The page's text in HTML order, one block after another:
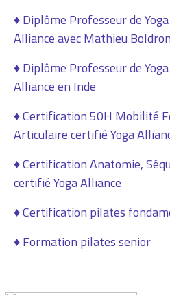
♦ Diplôme Professeur de
Alliance avec Mathieu Boldron
♦ Diplôme Professeur de
Alliance en Inde
♦ Certification 50H Mobilité
Articulaire certifié Yoga
♦ Certification Anatomie,
certifié Yoga Alliance
♦ Certification pilates
♦ Formation pilates senior